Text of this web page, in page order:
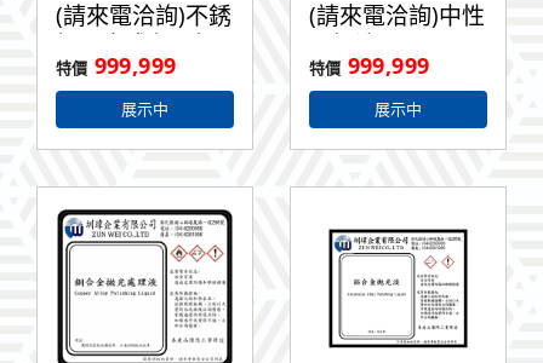
(請來電洽詢)不銹
鋼啞光成色電解
液 1L999,999
展示中
(請來電洽詢)中性
電解液
Premium+ 1L
999,999
展示中